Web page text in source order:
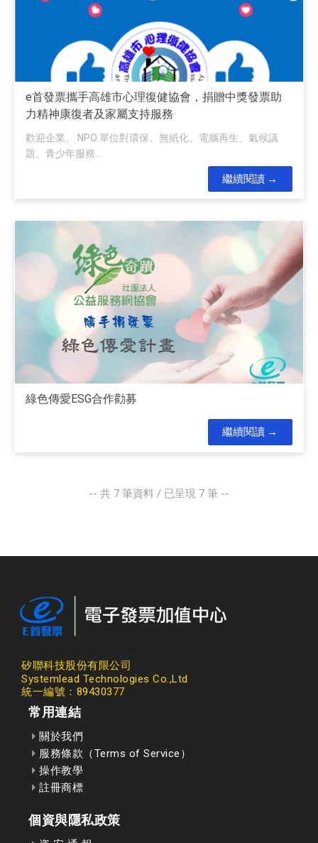
e首發票攜手高雄市心理復健協會，捐贈中獎發票助
力精神康復者及家屬支持服務
歡迎企業、 NPO 單位對環保、無紙化、電腦再生、氣候議
題、青少年服務...
繼續閱讀
綠色傳愛ESG合作勸募
繼續閱讀
-- 共 7 筆資料 / 已呈現 7 筆 --
矽聯科技股份有限公司
Systemlead Technologies Co.,Ltd
統一編號：89430377
常用連結
關於我們
服務條款（Terms of Service）
操作教學
註冊商標
個資與隱私政策